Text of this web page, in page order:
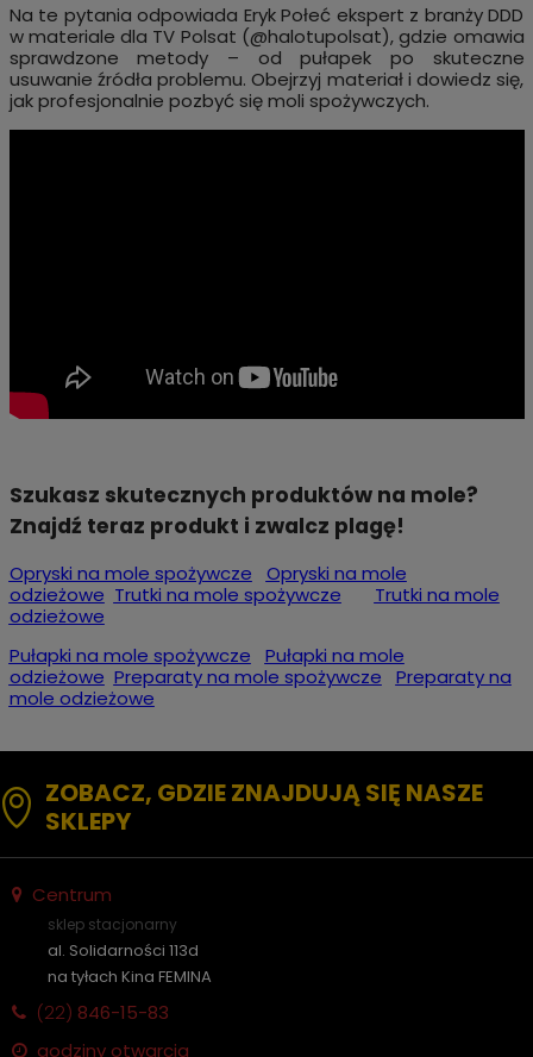
Na te pytania odpowiada Eryk Połeć ekspert z branży DDD
w materiale dla TV Polsat (@halotupolsat), gdzie omawia
sprawdzone metody – od pułapek po skuteczne
usuwanie źródła problemu. Obejrzyj materiał i dowiedz się,
jak profesjonalnie pozbyć się moli spożywczych.
Szukasz skutecznych produktów na mole?
Znajdź teraz produkt i zwalcz plagę!
Opryski na mole spożywcze
Opryski na mole
odzieżowe Trutki na mole spożywcze
Trutki na mole
odzieżowe
Pułapki na mole spożywcze
Pułapki na mole
odzieżowe Preparaty na mole spożywcze
Preparaty na
mole odzieżowe
ZOBACZ, GDZIE ZNAJDUJĄ SIĘ NASZE
SKLEPY
Centrum
sklep stacjonarny
al. Solidarności 113d
na tyłach Kina FEMINA
(22) 846-15-83
godziny otwarcia